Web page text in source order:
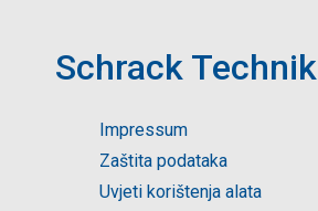
Schrack Technik
Impressum
Zaštita podataka
Uvjeti korištenja alata